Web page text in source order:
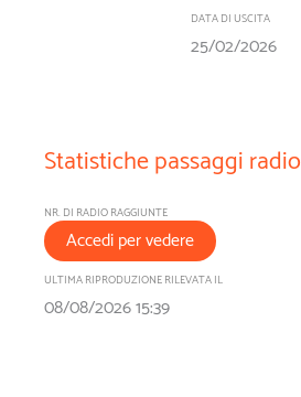
DATA DI USCITA
25/02/2026
Statistiche passaggi radio
NR. DI RADIO RAGGIUNTE
Accedi per vedere
ULTIMA RIPRODUZIONE RILEVATA IL
08/08/2026 15:39